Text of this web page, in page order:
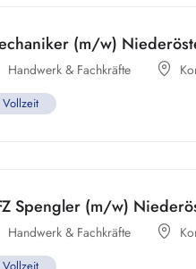
(m/w)
Handwerk & Fachkräfte
Vollzeit
Spengler (m/w)
Handwerk & Fachkräfte